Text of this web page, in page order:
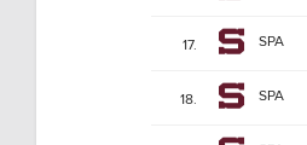
17. SPA
18. SPA